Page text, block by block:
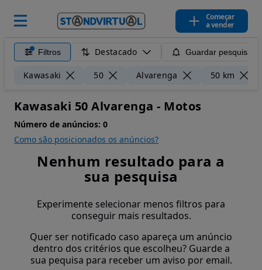
Começar
a vender
Filtros Destacado Guardar pesquisa
Kawasaki 50 Alvarenga 50 km
Kawasaki 50 Alvarenga - Motos
Número de anúncios: 0
Como são posicionados os anúncios?
Nenhum resultado para a
sua pesquisa
Experimente selecionar menos filtros para
conseguir mais resultados.
Quer ser notificado caso apareça um anúncio
dentro dos critérios que escolheu? Guarde a
sua pequisa para receber um aviso por email.